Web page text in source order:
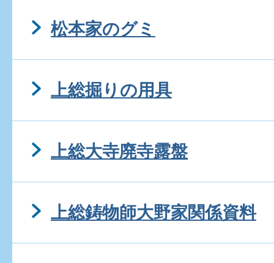
松本家のグミ
上総掘りの用具
上総大寺廃寺露盤
上総鋳物師大野家関係資料